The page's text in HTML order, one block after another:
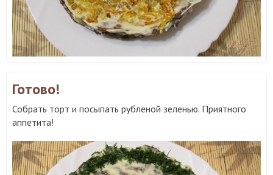
Готово!
Собрать торт и посыпать рубленой зеленью. Приятного
аппетита!